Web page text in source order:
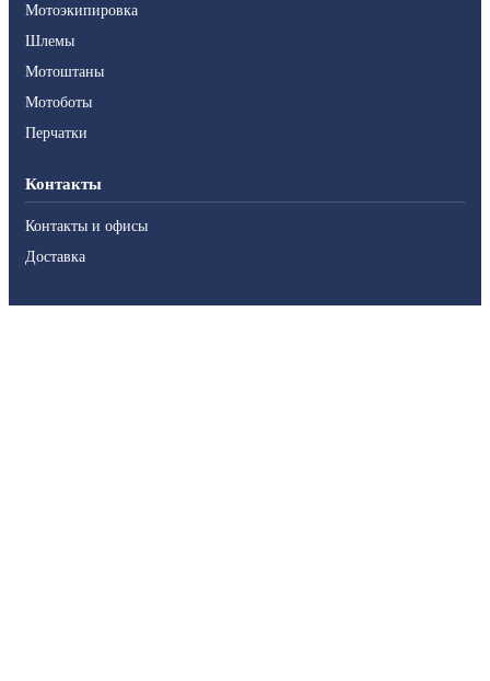
Мотоэкипировка
Шлемы
Мотоштаны
Мотоботы
Перчатки
Контакты
Контакты и офисы
Доставка